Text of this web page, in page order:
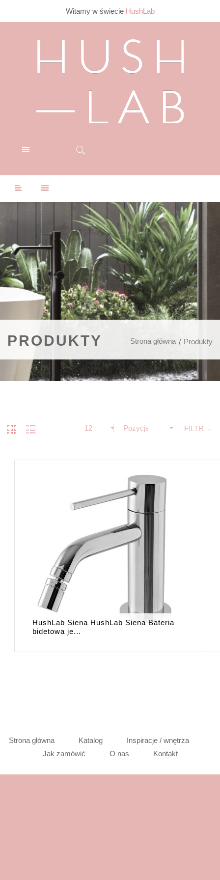
Witamy w świecie HushLab
PRODUKTY Strona główna Produkty
Pozycja FILTR
12
HushLab Siena HushLab Siena Bateria
bidetowa je...
Strona główna Katalog
Inspiracje / wnętrza
Jak zamówić
O nas Kontakt